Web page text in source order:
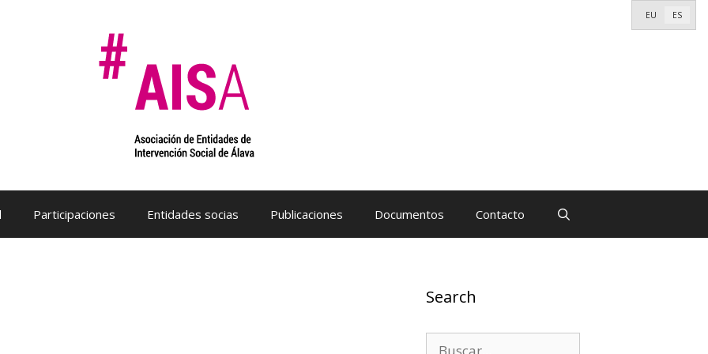
EU ES
Participaciones Entidades socias Publicaciones Documentos Contacto
Search
Buscar: